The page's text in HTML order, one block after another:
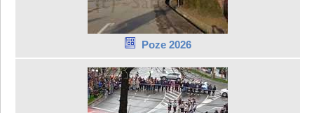
Poze 2026